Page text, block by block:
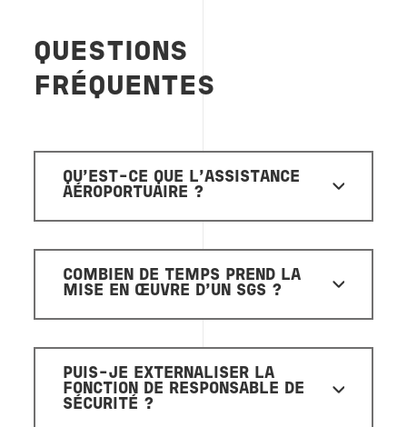
QUESTIONS
FRÉQUENTES
QU’EST-CE QUE L’ASSISTANCE
AÉROPORTUAIRE ?
COMBIEN DE TEMPS PREND LA
MISE EN ŒUVRE D'UN SGS ?
PUIS-JE EXTERNALISER LA
FONCTION DE RESPONSABLE DE
SÉCURITÉ ?